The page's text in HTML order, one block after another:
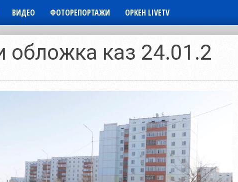
ВИДЕО ФОТОРЕПОРТАЖИ ОРКЕН LIVETV
обложка каз 24.01.2